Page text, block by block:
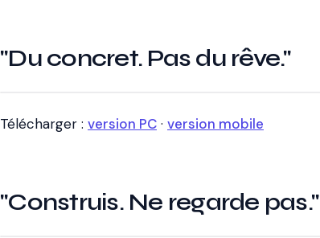
"Du concret. Pas du rêve."
Télécharger : version PC · version mobile
"Construis. Ne regarde pas."